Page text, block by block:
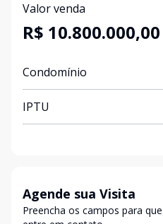
Valor venda
R$ 10.800.000,00
Condomínio
IPTU
Agende sua Visita
Preencha os campos para